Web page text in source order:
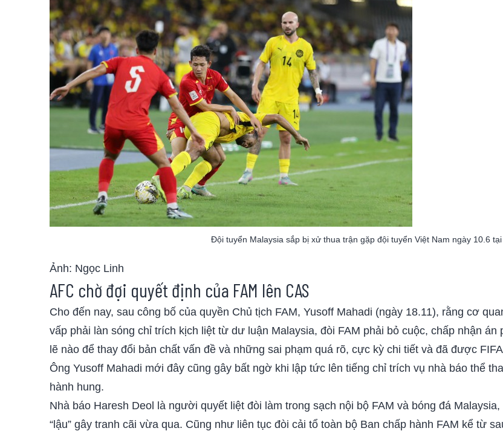
Đội tuyển Malaysia sắp bị xử thua trận gặp đội tuyển Việt Nam ngày 10.6
Ảnh: Ngọc Linh
AFC chờ đợi quyết định của FAM lên CAS
Cho đến nay, sau công bố của quyền Chủ tịch FAM, Yusoff Mahadi (ngày 18.11), rằng cơ
vấp phải làn sóng chỉ trích kịch liệt từ dư luận Malaysia, đòi FAM phải bỏ cuộc, chấp nhận
lẽ nào để thay đổi bản chất vấn đề và những sai phạm quá rõ, cực kỳ chi tiết và đã được
Ông Yusoff Mahadi mới đây cũng gây bất ngờ khi lập tức lên tiếng chỉ trích vụ nhà báo thể
hành hung.
Nhà báo Haresh Deol là người quyết liệt đòi làm trong sạch nội bộ FAM và bóng đá
“lậu” gây tranh cãi vừa qua. Cũng như liên tục đòi cải tổ toàn bộ Ban chấp hành FAM kể từ